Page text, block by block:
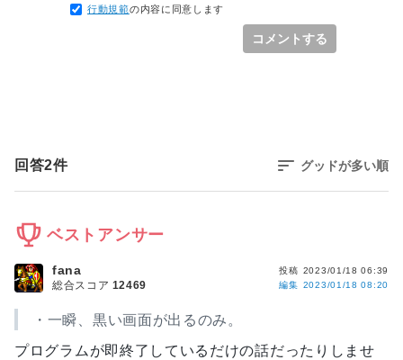
した。PDB ファイルを開けないか、ファイルが見つかりま
プログラム '[3424] Project1.exe' はコード 0
行動規範の内容に同意します
コメントする
回答2件 グッドが多い順
ベストアンサー
・一瞬、黒い画面が出るのみ。
プログラムが即終了しているだけの話だったりしませ
投稿 2023/01/18 06:39
編集 2023/01/18 08:20
fana
総合スコア 12469